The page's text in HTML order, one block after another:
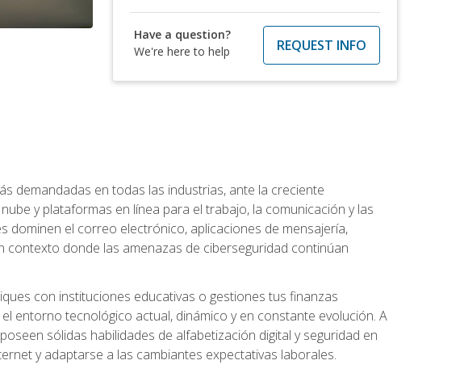
Have a question?
We're here to help
REQUEST INFO
demandadas en todas las industrias, ante la creciente
y plataformas en línea para el trabajo, la comunicación y las
el correo electrónico, aplicaciones de mensajería,
donde las amenazas de ciberseguridad continúan
con instituciones educativas o gestiones tus finanzas
entorno tecnológico actual, dinámico y en constante evolución. A
sólidas habilidades de alfabetización digital y seguridad en
y adaptarse a las cambiantes expectativas laborales.